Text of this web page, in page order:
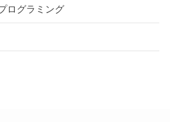
ログラミング